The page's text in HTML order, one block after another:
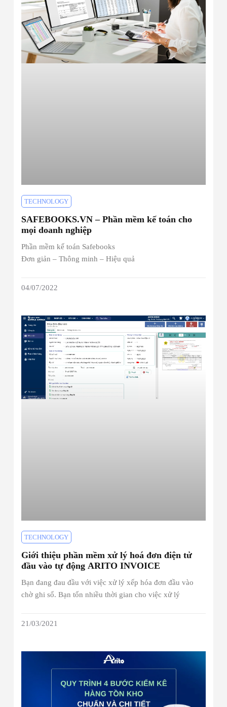
TECHNOLOGY
SAFEBOOKS.VN – Phần mềm kế toán cho
mọi doanh nghiệp
Phần mềm kế toán Safebooks
Đơn giản – Thông minh – Hiệu quả
04/07/2022
TECHNOLOGY
Giới thiệu phần mềm xử lý hoá đơn điện tử
đầu vào tự động ARITO INVOICE
Bạn đang đau đầu với việc xử lý xếp hóa đơn đầu vào
chờ ghi sổ. Bạn tốn nhiều thời gian cho việc xử lý
21/03/2021